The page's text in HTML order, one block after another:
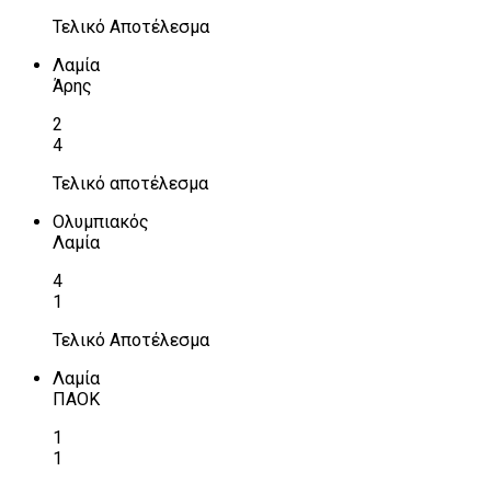
Τελικό Αποτέλεσμα
Λαμία
Άρης
2
4
Τελικό αποτέλεσμα
Ολυμπιακός
Λαμία
4
1
Τελικό Αποτέλεσμα
Λαμία
ΠΑΟΚ
1
1